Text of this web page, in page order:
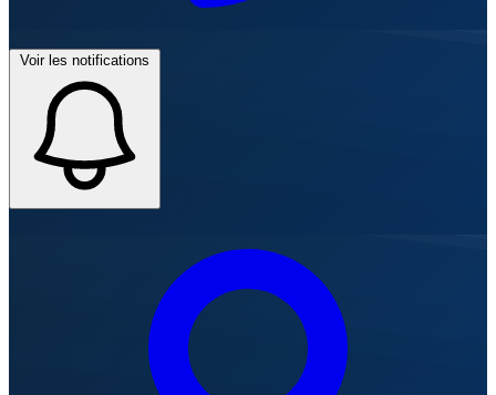
Voir les notifications